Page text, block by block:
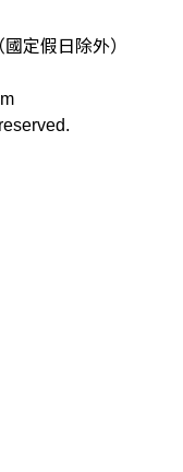
定假日除外）